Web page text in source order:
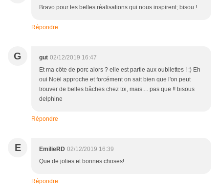
Bravo pour tes belles réalisations qui nous inspirent; bisou !
Répondre
G gut 02/12/2019 16:47
Et ma côte de porc alors ? elle est partie aux oubliettes ! :) Eh
oui Noël approche et forcément on sait bien que l'on peut
trouver de belles bâches chez toi, mais.... pas que !! bisous
delphine
Répondre
E EmilieRD 02/12/2019 16:39
Que de jolies et bonnes choses!
Répondre